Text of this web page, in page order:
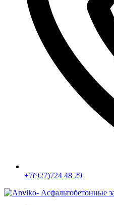
+7(927)724 48 29